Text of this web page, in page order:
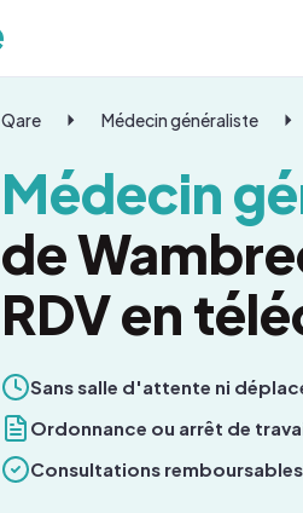
Qare Médecin généraliste
Médecin
de
RDV en
Sans salle d'attente ni
Ordonnance ou arrêt de
Consultations remboursables